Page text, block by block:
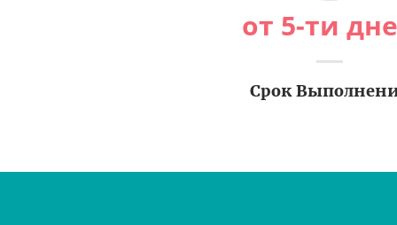
от 5-ти
Срок